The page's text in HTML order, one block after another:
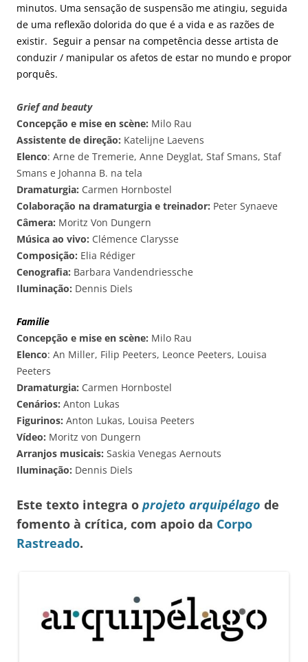
minutos. Uma sensação de suspensão me atingiu, seguida
de uma reflexão dolorida do que é a vida e as razões de
existir. Seguir a pensar na competência desse artista de
conduzir / manipular os afetos de estar no mundo e propor
porquês.
Grief and beauty
Concepção e mise en scène: Milo Rau
Assistente de direção: Katelijne Laevens
Elenco: Arne de Tremerie, Anne Deyglat, Staf Smans, Staf
Smans e Johanna B. na tela
Dramaturgia: Carmen Hornbostel
Colaboração na dramaturgia e treinador: Peter Synaeve
Câmera: Moritz Von Dungern
Música ao vivo: Clémence Clarysse
Composição: Elia Rédiger
Cenografia: Barbara Vandendriessche
Iluminação: Dennis Diels
Familie
Concepção e mise en scène: Milo Rau
Elenco: An Miller, Filip Peeters, Leonce Peeters, Louisa
Peeters
Dramaturgia: Carmen Hornbostel
Cenários: Anton Lukas
Figurinos: Anton Lukas, Louisa Peeters
Vídeo: Moritz von Dungern
Arranjos musicais: Saskia Venegas Aernouts
Iluminação: Dennis Diels
Este texto integra o projeto arquipélago de
fomento à crítica, com apoio da Corpo
Rastreado.